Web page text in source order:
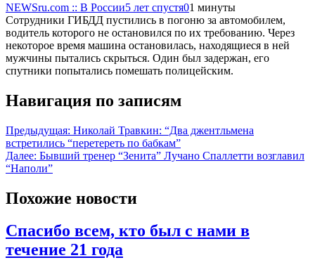
NEWSru.com :: В России5 лет спустя01 минуты
Сотрудники ГИБДД пустились в погоню за автомобилем,
водитель которого не остановился по их требованию. Через
некоторое время машина остановилась, находящиеся в ней
мужчины пытались скрыться. Один был задержан, его
спутники попытались помешать полицейским.
Навигация по записям
Предыдущая: Николай Травкин: “Два джентльмена
встретились “перетереть по бабкам”
Далее: Бывший тренер “Зенита” Лучано Спаллетти возглавил
“Наполи”
Похожие новости
Спасибо всем, кто был с нами в
течение 21 года